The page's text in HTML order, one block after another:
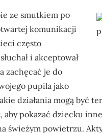
ze smutkiem po
komunikacji
często
i akceptował
zachęcać je do
pupila jako
działania mogą być
pokazać dziecku
świeżym powietrzu.